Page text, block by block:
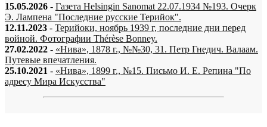
15.05.2026 - Газета Helsingin Sanomat 22.07.1934 №193. Очерк
Э. Лампена "Последние русские Терийок".
12.11.2023 - Терийоки, ноябрь 1939 г, последние дни перед
войной. Фотографии Thérèse Bonney.
27.02.2022 - «Нива», 1878 г., №№30, 31. Петр Гнедич. Валаам.
Путевые впечатления.
25.10.2021 - «Нива», 1899 г., №15. Письмо И. Е. Репина "По
адресу Мира Искусства"